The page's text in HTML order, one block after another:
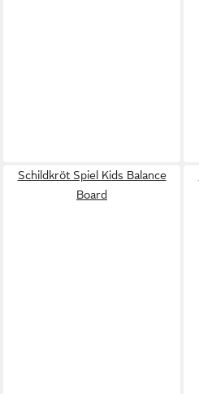
Schildkröt Spiel Kids Balance
Board